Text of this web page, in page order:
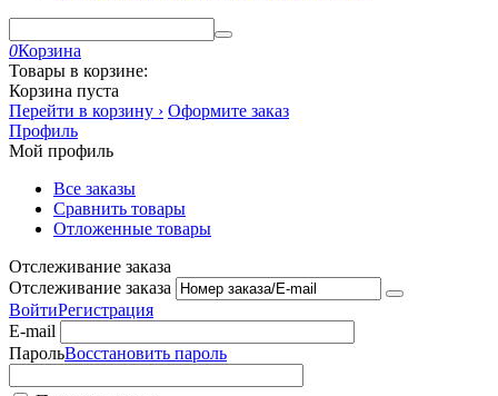
0Корзина
Товары в корзине:
Корзина пуста
Перейти в корзину › Оформите заказ
Профиль
Мой профиль
Все заказы
Сравнить товары
Отложенные товары
Отслеживание заказа
Отслеживание заказа
ВойтиРегистрация
E-mail
ПарольВосстановить пароль